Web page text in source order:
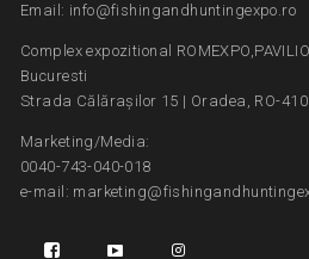
Email: info@fishingandhuntingexpo.ro
Complex expozitional
Bucuresti
Strada Călărașilor 15 | Oradea, RO-
Marketing/Media:
0040-743-040-018
e-mail: